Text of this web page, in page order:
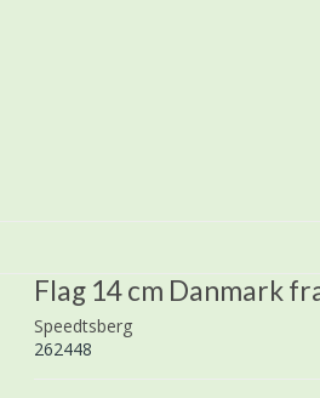
Flag 14 cm Danmark
Speedtsberg
262448